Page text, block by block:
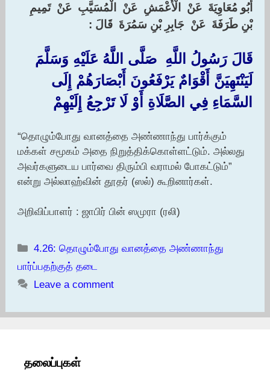
‏أَبُو مُعَاوِيَةَ ‏ ‏عَنْ ‏ ‏الْأَعْمَشِ ‏ ‏عَنْ ‏ ‏الْمُسَيَّبِ ‏ ‏عَنْ ‏ ‏تَمِيمِ
بْنِ طَرَفَةَ ‏ ‏عَنْ ‏ ‏جَابِرِ بْنِ سَمُرَةَ ‏ ‏قَالَ :‏
قَالَ رَسُولُ اللَّهِ ‏ ‏صَلَّى اللَّهُ عَلَيْهِ وَسَلَّمَ ‏
‏لَيَنْتَهِيَنَّ أَقْوَامٌ يَرْفَعُونَ أَبْصَارَهُمْ إِلَى
السَّمَاءِ فِي الصَّلَاةِ أَوْ لَا تَرْجِعُ إِلَيْهِمْ
“தொழும்போது வானத்தை அண்ணாந்து பார்க்கும்
மக்கள் சமூகம் அதை நிறுத்திக்கொள்ளட்டும். அல்லது
அவர்களுடைய பார்வை திரும்பி வராமல் போகட்டும்”
என்று அல்லாஹ்வின் தூதர் (ஸல்) கூறினார்கள்.
அறிவிப்பாளர் : ஜாபிர் பின் ஸமுரா (ரலி)
Categories
4.26: தொழும்போது வானத்தை அண்ணாந்து
பார்ப்பதற்குத் தடை
Leave a comment
தலைப்புகள்